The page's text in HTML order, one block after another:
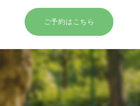
ご予約はこちら